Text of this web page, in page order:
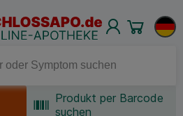
Produkt per Barcode
suchen